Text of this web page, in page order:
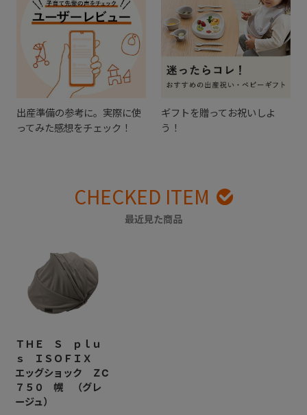
出産準備の参考に。実際に使
ってみた感想をチェック！
ギフトを贈ってお祝いしよ
う！
CHECKED ITEM
最近見た商品
ＴＨＥ Ｓ ｐｌｕ
ｓ ＩＳＯＦＩＸ
エッグショック ＺC
７５０ 幌 （グレ
ージュ）